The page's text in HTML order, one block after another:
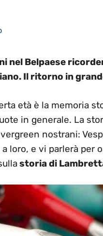
nel Belpaese
Il ritorno in
età è la memoria
in generale. La
nostrani:
loro, e vi parlerà per
storia di